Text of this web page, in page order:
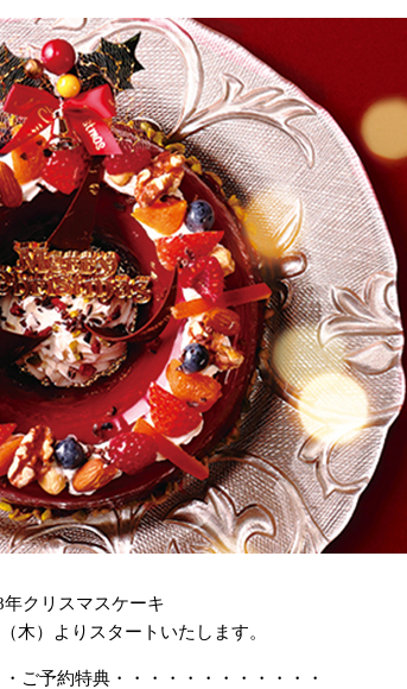
年クリスマスケーキ
木）よりスタートいたします。
ご予約特典・・・・・・・・・・・・